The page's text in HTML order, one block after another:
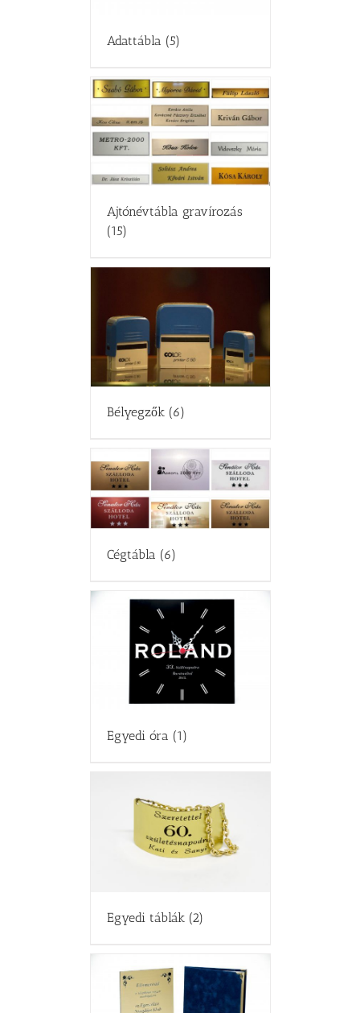
Adattábla (5)
Ajtónévtábla gravírozás
(15)
Bélyegzők (6)
Cégtábla (6)
Egyedi óra (1)
Egyedi táblák (2)